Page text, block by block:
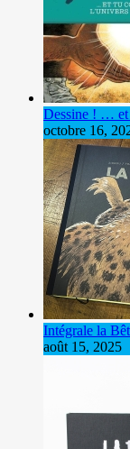
Dessine ! … et
octobre 16,
Intégrale la
août 15, 2025